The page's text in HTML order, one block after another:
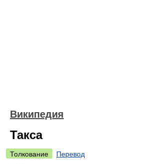
Википедия
Такса
Толкование
Перевод